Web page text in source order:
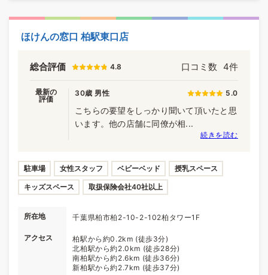
ほけんの窓口 柏駅東口店
総合評価 4.8 口コミ数 4件
最新の
評価
30歳 男性 5.0
こちらの要望をしっかり聞いて頂いたと思
います。他の店舗に同僚が相...
続きを読む
駐車場 女性スタッフ ベビーベッド 授乳スペース
キッズスペース 取扱保険会社40社以上
所在地 千葉県柏市柏2-10-2-102柏タワー1F
アクセス
柏駅から約0.2km (徒歩3分)
北柏駅から約2.0km (徒歩28分)
南柏駅から約2.6km (徒歩36分)
新柏駅から約2.7km (徒歩37分)